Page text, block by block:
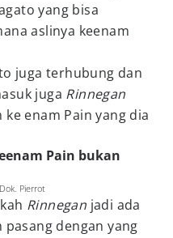
yang bisa
aslinya keenam
juga terhubung dan
juga Rinnegan
enam Pain yang dia
Pain bukan
Pierrot
Rinnegan jadi ada
dengan yang